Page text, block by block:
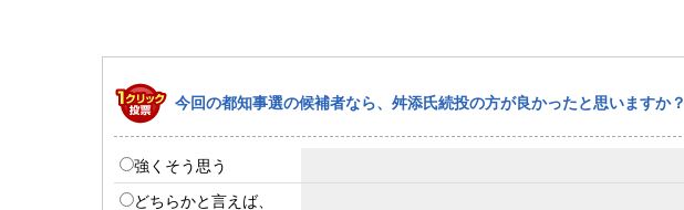
今回の都知事選の候補者なら、舛添氏続投の方が良かったと思いますか？
強くそう思う
どちらかと言えば、